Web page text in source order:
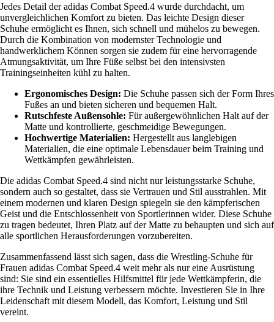
Jedes Detail der adidas Combat Speed.4 wurde durchdacht, um
unvergleichlichen Komfort zu bieten. Das leichte Design dieser
Schuhe ermöglicht es Ihnen, sich schnell und mühelos zu bewegen.
Durch die Kombination von modernster Technologie und
handwerklichem Können sorgen sie zudem für eine hervorragende
Atmungsaktivität, um Ihre Füße selbst bei den intensivsten
Trainingseinheiten kühl zu halten.
Ergonomisches Design: Die Schuhe passen sich der Form Ihres
Fußes an und bieten sicheren und bequemen Halt.
Rutschfeste Außensohle: Für außergewöhnlichen Halt auf der
Matte und kontrollierte, geschmeidige Bewegungen.
Hochwertige Materialien: Hergestellt aus langlebigen
Materialien, die eine optimale Lebensdauer beim Training und
Wettkämpfen gewährleisten.
Die adidas Combat Speed.4 sind nicht nur leistungsstarke Schuhe,
sondern auch so gestaltet, dass sie Vertrauen und Stil ausstrahlen. Mit
einem modernen und klaren Design spiegeln sie den kämpferischen
Geist und die Entschlossenheit von Sportlerinnen wider. Diese Schuhe
zu tragen bedeutet, Ihren Platz auf der Matte zu behaupten und sich auf
alle sportlichen Herausforderungen vorzubereiten.
Zusammenfassend lässt sich sagen, dass die Wrestling-Schuhe für
Frauen adidas Combat Speed.4 weit mehr als nur eine Ausrüstung
sind: Sie sind ein essentielles Hilfsmittel für jede Wettkämpferin, die
ihre Technik und Leistung verbessern möchte. Investieren Sie in Ihre
Leidenschaft mit diesem Modell, das Komfort, Leistung und Stil
vereint.